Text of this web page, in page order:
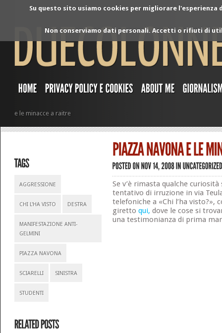
Su questo sito usiamo cookies per migliorare
Non conserviamo dati personali. Accetti o rifiuti di
e le minacce a raitre
AGGRESSIONE
CHI L'HA VISTO DESTRA
MANIFESTAZIONE ANTI-
GELMINI
PIAZZA NAVONA
SCIARELLI SINISTRA
STUDENTI
Se v’è rimasta qualche
tentativo di irruzione in via
telefoniche a «Chi l’ha visto?»,
giretto qui, dove le cose si
una testimonianza di prima